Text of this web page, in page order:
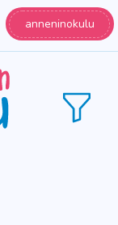
anneninokulu